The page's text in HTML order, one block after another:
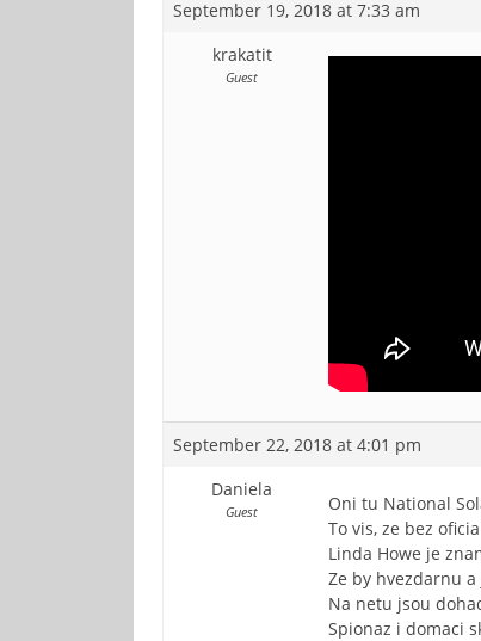
September 19, 2018 at 7:33 am
krakatit
Guest
September 22, 2018 at 4:01 pm
Daniela
Guest
Oni tu National
To vis, ze bez
Linda Howe je
Ze by hvezdarnu
Na netu jsou
Spionaz i domaci